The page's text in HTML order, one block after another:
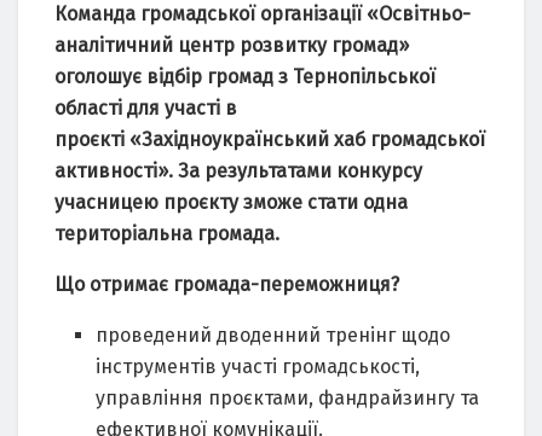
Команда громадської організації «Освітньо-
аналітичний центр розвитку громад»
оголошує відбір громад з Тернопільської
області для участі в
проєкті «Західноукраїнський хаб громадської
активності». За результатами конкурсу
учасницею проєкту зможе стати одна
територіальна громада.
Що отримає громада-переможниця?
проведений дводенний тренінг щодо
інструментів участі громадськості,
управління проєктами, фандрайзингу та
ефективної комунікації.